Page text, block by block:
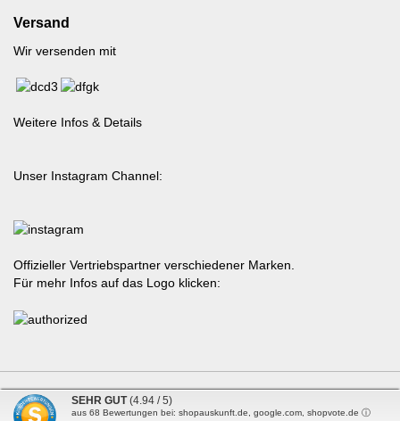
Versand
Wir versenden mit
Weitere Infos & Details
Unser Instagram Channel:
Offizieller Vertriebspartner verschiedener Marken.
Für mehr Infos auf das Logo klicken:
internetshopby gambio.de © 2026
SEHR GUT (4.94 / 5)
aus 68 Bewertungen bei: shopauskunft.de, google.com, shopvote.de ⓘ